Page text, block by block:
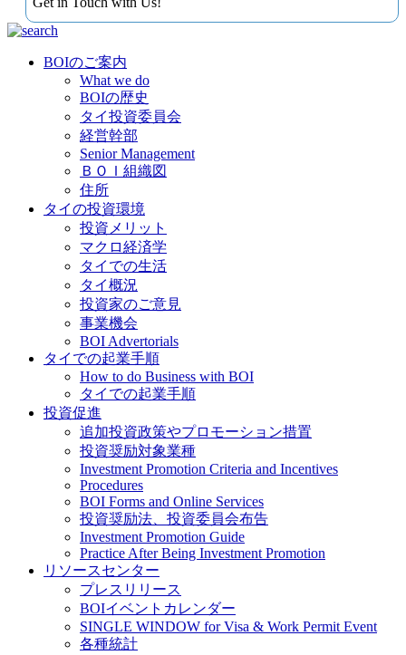
BOIのご案内
What we do
BOIの歴史
タイ投資委員会
経営幹部
Senior Management
ＢＯＩ組織図
住所
タイの投資環境
投資メリット
マクロ経済学
タイでの生活
タイ概況
投資家のご意見
事業機会
BOI Advertorials
タイでの起業手順
How to do Business with BOI
タイでの起業手順
投資促進
追加投資政策やプロモーション措置
投資奨励対象業種
Investment Promotion Criteria and Incentives
Procedures
BOI Forms and Online Services
投資奨励法、投資委員会布告
Investment Promotion Guide
Practice After Being Investment Promotion
リソースセンター
プレスリリース
BOIイベントカレンダー
SINGLE WINDOW for Visa & Work Permit Event
各種統計